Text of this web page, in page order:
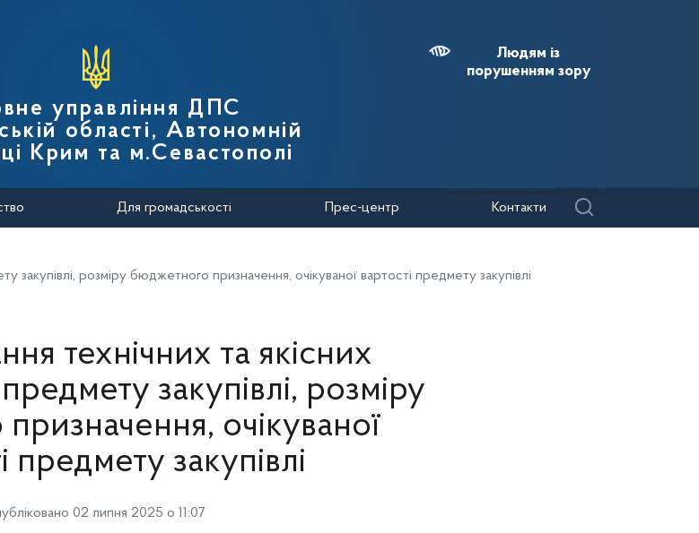
служби України
управління ДПС
області, Автономній
Крим та м.Севастополі
Людям із
порушенням зору
Для громадськості Прес-центр Контакти
закупівлі, розміру бюджетного призначення, очікуваної вартості предмету закупівлі
технічних та якісних
закупівлі, розміру
очікуваної
предмету закупівлі
02 липня 2025 о 11:07